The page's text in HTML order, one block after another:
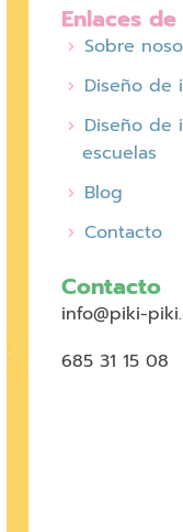
Enlaces
Sobre
Diseño de
Diseño de
escuelas
Blog
Contacto
Contacto
info@piki-
685 31 15 08